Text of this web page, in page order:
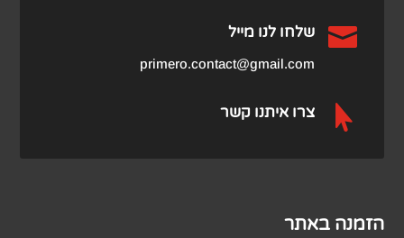
 שלחו לנו מייל
primero.contact@gmail.com
 צרו איתנו קשר
הזמנה באתר